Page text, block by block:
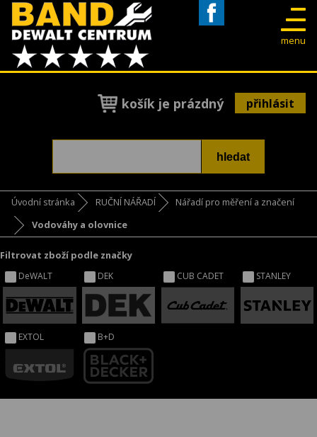
menu
košík je prázdný přihlásit
Úvodní stránka RUČNÍ NÁŘADÍ
Nářadí pro měření a značení
Vodováhy a olovnice
Filtrovat zboží podle značky
DeWALT DEK CUB CADET STANLEY
EXTOL B+D